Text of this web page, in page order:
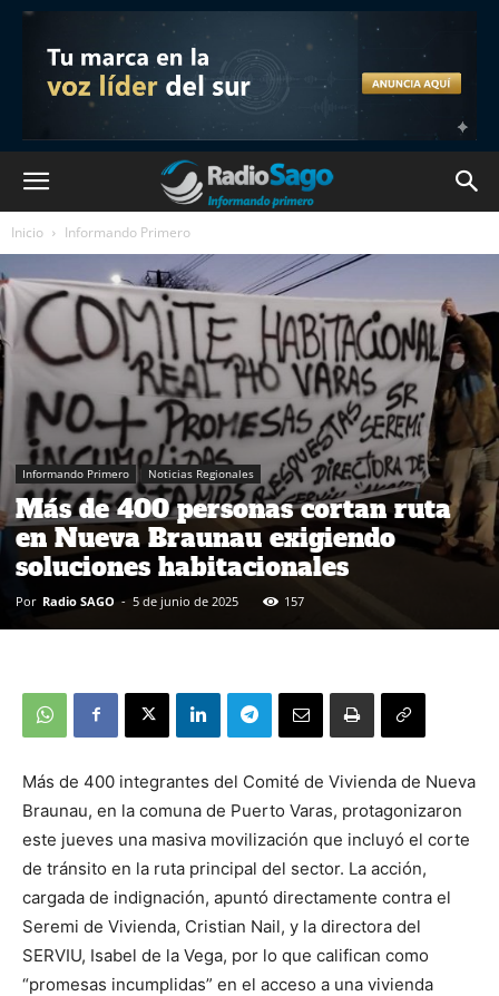
Inicio Informando Primero
Informando Primero Noticias Regionales
Más de 400 personas cortan ruta
en Nueva Braunau exigiendo
soluciones habitacionales
Por Radio SAGO - 5 de junio de 2025 157
Más de 400 integrantes del Comité de Vivienda de Nueva
Braunau, en la comuna de Puerto Varas, protagonizaron
este jueves una masiva movilización que incluyó el corte
de tránsito en la ruta principal del sector. La acción,
cargada de indignación, apuntó directamente contra el
Seremi de Vivienda, Cristian Nail, y la directora del
SERVIU, Isabel de la Vega, por lo que califican como
“promesas incumplidas” en el acceso a una vivienda